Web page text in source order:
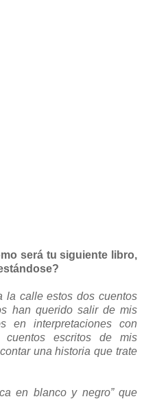
será tu siguiente libro,
la calle estos dos cuentos
han querido salir de mis
en interpretaciones con
escritos de mis
una historia que trate
en blanco y negro” que